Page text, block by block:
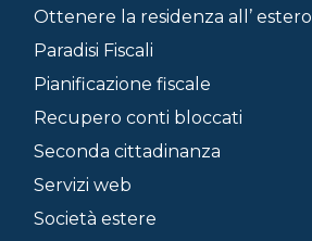
Ottenere la residenza all’ estero
Paradisi Fiscali
Pianificazione fiscale
Recupero conti bloccati
Seconda cittadinanza
Servizi web
Società estere